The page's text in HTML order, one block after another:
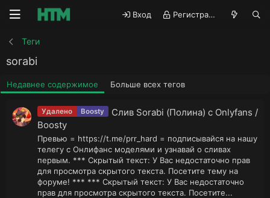
Вход Регистрация
Теги
sorabi
Недавнее содержимое Больше всех тегов
Удалено Boosty
Слив Sorabi (Полина) с Onlyfans /
Boosty
Превью = https://t.me/prr_hard = подписывайся на нашу
телегу с Онлифанс моделями и узнавай о сливах
первым. *** Скрытый текст: У Вас недостаточно прав
для просмотра скрытого текста. Посетите тему на
форуме! *** *** Скрытый текст: У Вас недостаточно
прав для просмотра скрытого текста. Посетите...